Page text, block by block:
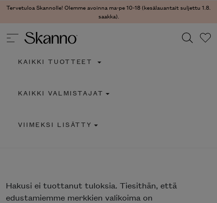
Tervetuloa Skannolle! Olemme avoinna ma-pe 10-18 (kesälauantait suljettu 1.8.
saakka).
Type 2 or more characters for results.
KAIKKI TUOTTEET
KAIKKI VALMISTAJAT
VIIMEKSI LISÄTTY
Hakusi ei tuottanut tuloksia. Tiesithän, että
edustamiemme merkkien valikoima on